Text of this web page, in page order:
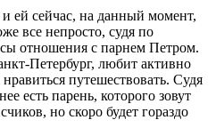
ей сейчас, на данный момент,
все непросто, судя по
отношения с парнем Петром.
Петербург, любит активно
путешествовать. Судя
есть парень, которого зовут
но скоро будет гораздо